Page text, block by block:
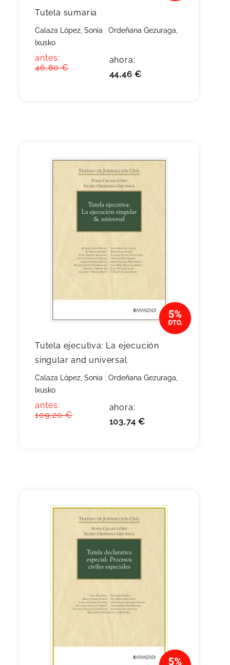
Tutela sumaria
Calaza López, Sonia ; Ordeñana Gezuraga,
Ixusko
antes:
46,80 €
ahora:
44,46 €
Tutela ejecutiva: La ejecución
singular and universal
Calaza López, Sonia ; Ordeñana Gezuraga,
Ixusko
antes:
109,20 €
ahora:
103,74 €